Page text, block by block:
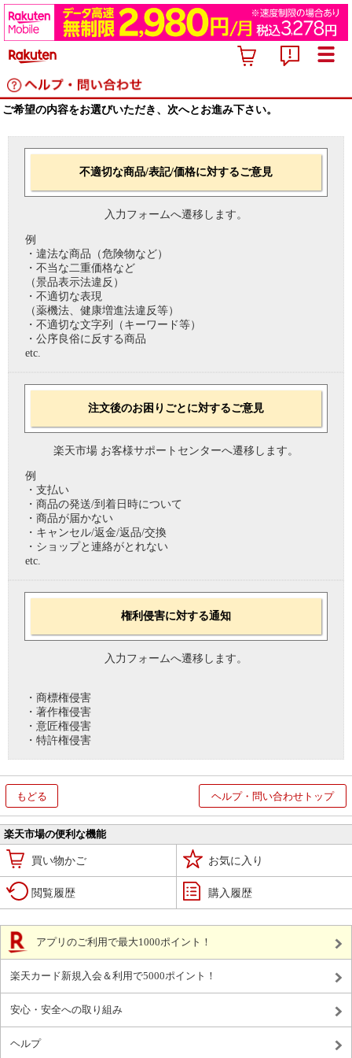
ご希望の内容をお選びいただき、次へとお進み下さい。
不適切な商品/表記/価格に対するご意見
入力フォームへ遷移します。
例
・違法な商品（危険物など）
・不当な二重価格など
（景品表示法違反）
・不適切な表現
（薬機法、健康増進法違反等）
・不適切な文字列（キーワード等）
・公序良俗に反する商品
etc.
注文後のお困りごとに対するご意見
楽天市場 お客様サポートセンターへ遷移します。
例
・支払い
・商品の発送/到着日時について
・商品が届かない
・キャンセル/返金/返品/交換
・ショップと連絡がとれない
etc.
権利侵害に対する通知
入力フォームへ遷移します。
・商標権侵害
・著作権侵害
・意匠権侵害
・特許権侵害
もどる ヘルプ・問い合わせトップ
楽天市場の便利な機能
買い物かご お気に入り
閲覧履歴 購入履歴
アプリのご利用で最大1000ポイント！
楽天カード新規入会＆利用で5000ポイント！
安心・安全への取り組み
ヘルプ